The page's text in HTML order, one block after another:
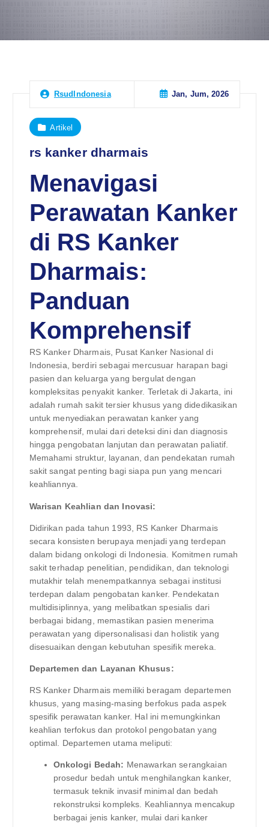
RsudIndonesia Jan, Jum, 2026
Artikel
rs kanker dharmais
Menavigasi
Perawatan Kanker
di RS Kanker
Dharmais:
Panduan
Komprehensif
RS Kanker Dharmais, Pusat Kanker Nasional di
Indonesia, berdiri sebagai mercusuar harapan bagi
pasien dan keluarga yang bergulat dengan
kompleksitas penyakit kanker. Terletak di Jakarta, ini
adalah rumah sakit tersier khusus yang didedikasikan
untuk menyediakan perawatan kanker yang
komprehensif, mulai dari deteksi dini dan diagnosis
hingga pengobatan lanjutan dan perawatan paliatif.
Memahami struktur, layanan, dan pendekatan rumah
sakit sangat penting bagi siapa pun yang mencari
keahliannya.
Warisan Keahlian dan Inovasi:
Didirikan pada tahun 1993, RS Kanker Dharmais
secara konsisten berupaya menjadi yang terdepan
dalam bidang onkologi di Indonesia. Komitmen rumah
sakit terhadap penelitian, pendidikan, dan teknologi
mutakhir telah menempatkannya sebagai institusi
terdepan dalam pengobatan kanker. Pendekatan
multidisiplinnya, yang melibatkan spesialis dari
berbagai bidang, memastikan pasien menerima
perawatan yang dipersonalisasi dan holistik yang
disesuaikan dengan kebutuhan spesifik mereka.
Departemen dan Layanan Khusus:
RS Kanker Dharmais memiliki beragam departemen
khusus, yang masing-masing berfokus pada aspek
spesifik perawatan kanker. Hal ini memungkinkan
keahlian terfokus dan protokol pengobatan yang
optimal. Departemen utama meliputi:
Onkologi Bedah: Menawarkan serangkaian
prosedur bedah untuk menghilangkan kanker,
termasuk teknik invasif minimal dan bedah
rekonstruksi kompleks. Keahliannya mencakup
berbagai jenis kanker, mulai dari kanker